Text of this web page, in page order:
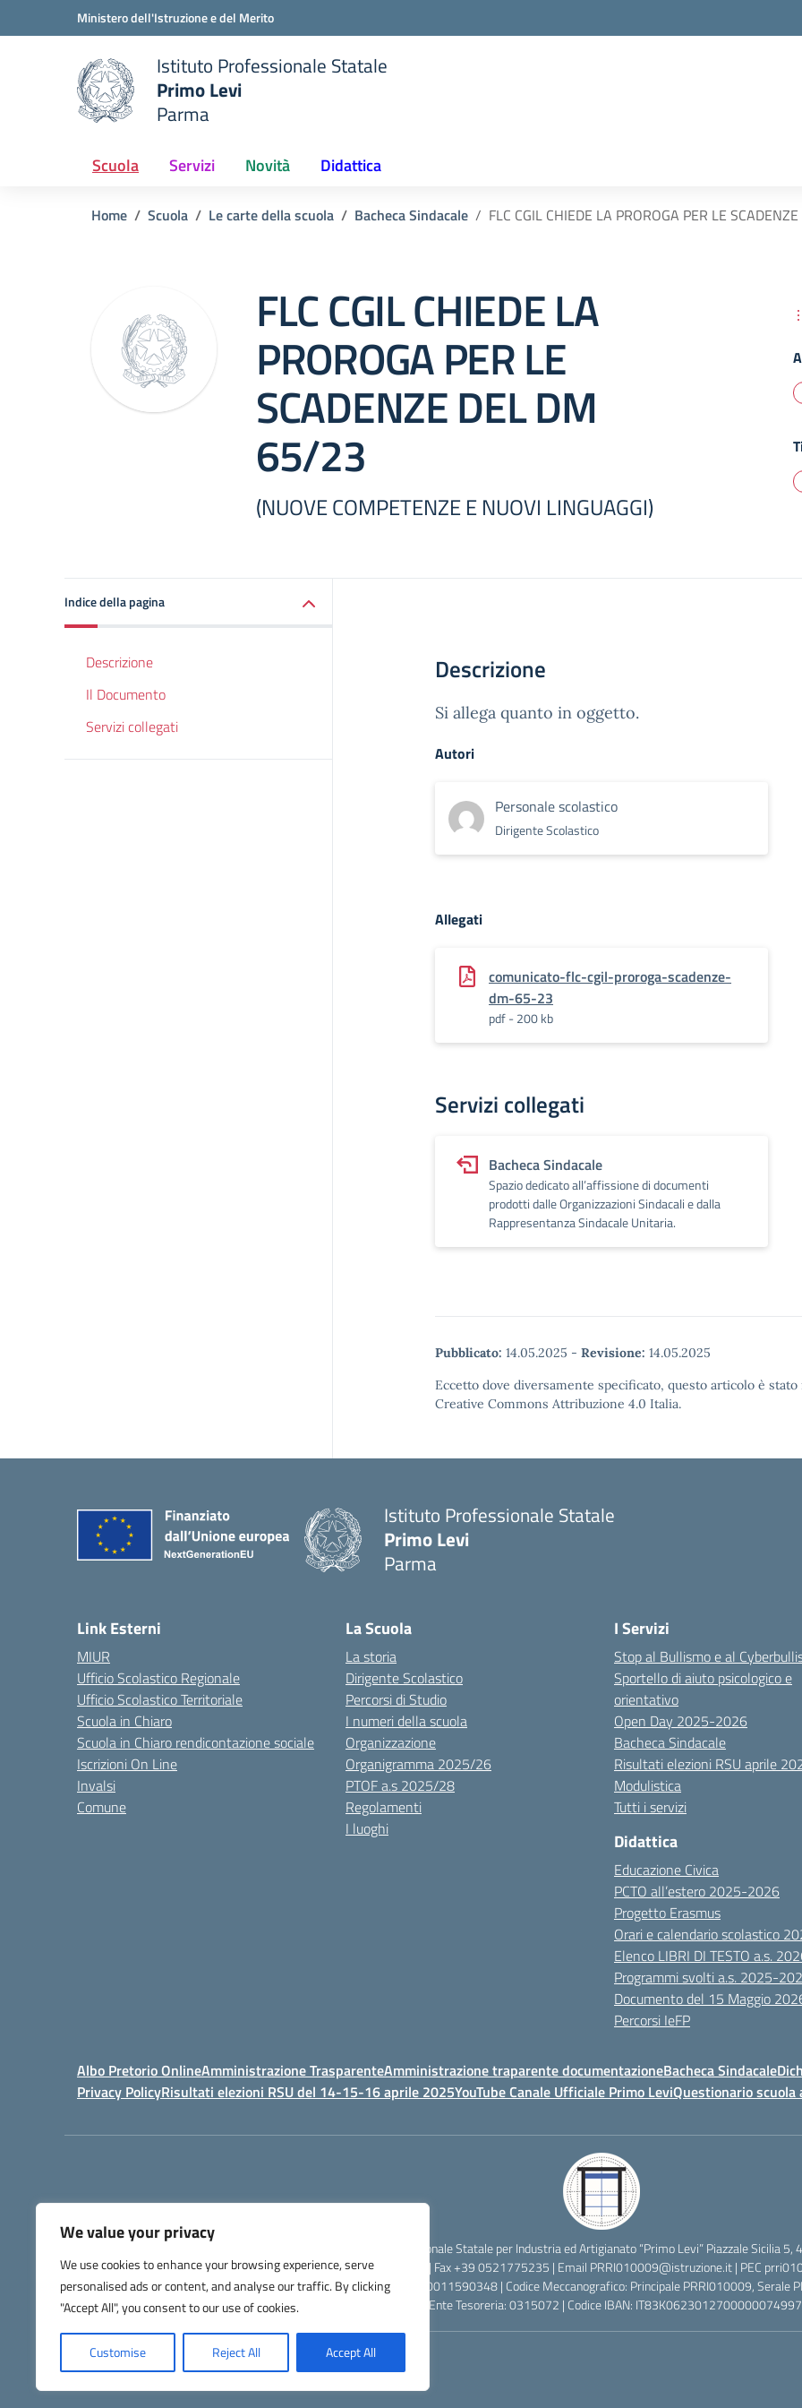
We value your privacy
We use cookies to enhance your browsing experience, serve
personalised ads or content, and analyse our traffic. By clicking
"Accept All", you consent to our use of cookies.
Customise Reject All Accept All
Vai ai contenuti
Vai al menu di navigazioneMinistero dell'Istruzione e del Merito
scuola
Istituto Professionale Statale
Primo Levi
Parma
Scuola Servizi Novità Didattica
Home Scuola Le carte della scuola Bacheca Sindacale FLC CGIL CHIEDE LA PROROGA PER LE
FLC CGIL CHIEDE LA
PROROGA PER LE
SCADENZE DEL DM
65/23
(NUOVE COMPETENZE E NUOVI LINGUAGGI)
Indice della pagina
Descrizione
Il Documento
Servizi collegati
Descrizione
Si allega quanto in oggetto.
Autori
Personale scolastico
Dirigente Scolastico
Allegati
comunicato-flc-cgil-proroga-scadenze-
dm-65-23
pdf - 200 kb
Servizi collegati
Bacheca Sindacale
Spazio dedicato all’affissione di documenti
prodotti dalle Organizzazioni Sindacali e dalla
Rappresentanza Sindacale Unitaria.
Pubblicato: 14.05.2025 - Revisione: 14.05.2025
Eccetto dove diversamente specificato, questo articolo è
Creative Commons Attribuzione 4.0 Italia.
Istituto Professionale Statale
Primo Levi
Parma
Link Esterni
MIUR
Ufficio Scolastico Regionale
Ufficio Scolastico Territoriale
Scuola in Chiaro
Scuola in Chiaro rendicontazione sociale
Iscrizioni On Line
Invalsi
Comune
La Scuola
La storia
Dirigente Scolastico
Percorsi di Studio
I numeri della scuola
Organizzazione
Organigramma 2025/26
PTOF a.s 2025/28
Regolamenti
I luoghi
I Servizi
Stop al Bullismo e al
Sportello di aiuto psicologico e
orientativo
Open Day 2025-2026
Bacheca Sindacale
Risultati elezioni RSU aprile
Modulistica
Tutti i servizi
Didattica
Educazione Civica
PCTO all’estero 2025-2026
Progetto Erasmus
Orari e calendario scolastico
Elenco LIBRI DI TESTO a.s.
Programmi svolti a.s. 2025-
Documento del 15 Maggio
Percorsi IeFP
Albo Pretorio OnlineAmministrazione TrasparenteAmministrazione traparente documentazioneBacheca Sindacale
Privacy PolicyRisultati elezioni RSU del 14-15-16 aprile 2025YouTube Canale Ufficiale Primo LeviQuestionario scuola
IPSIA - Istituto Professionale Statale per Industria ed Artigianato “Primo Levi” Piazzale Sicilia 5,
Telefono +39 0521272638 | Fax +39 0521775235 | Email PRRI010009@istruzione.it| PEC
Codice Fiscale: 80011590348 | Codice Meccanografico: Principale PRRI010009, Serale
Codice Univoco di Fatturazione: UFW76E | Codice Ente Tesoreria: 0315072 | Codice IBAN: